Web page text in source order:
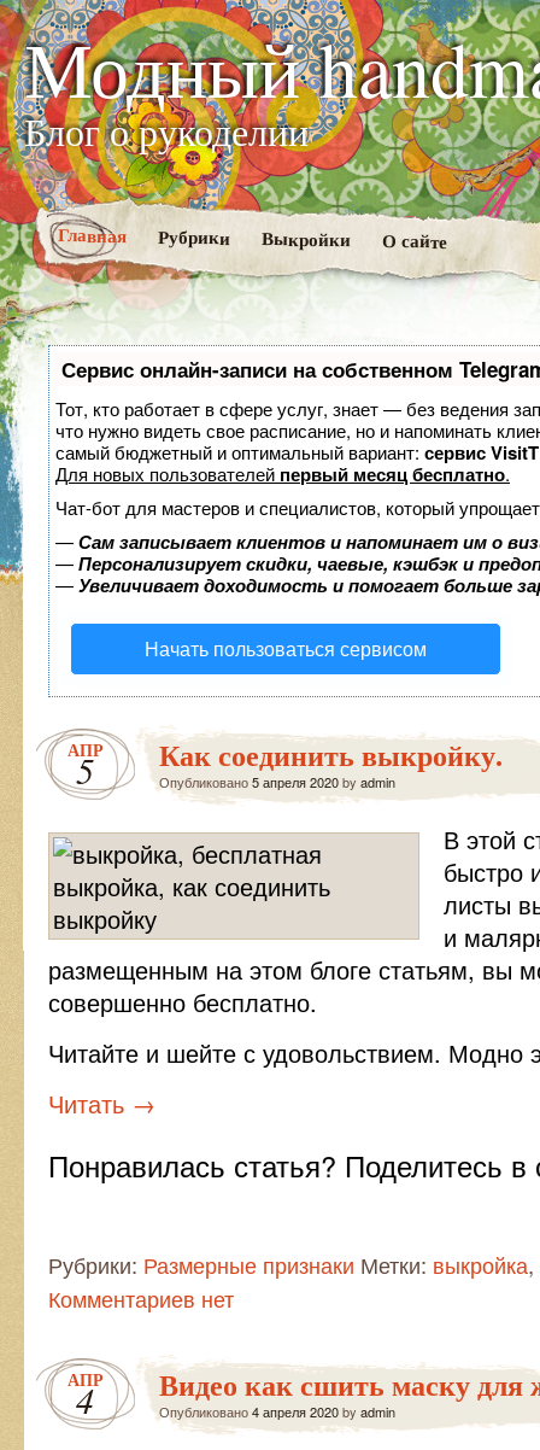
Модный
Блог о рукоделии
Главная Рубрики Выкройки О сайте
Сервис онлайн-записи на собственном
Тот, кто работает в сфере услуг, знает — без ведения
что нужно видеть свое расписание, но и напоминать
самый бюджетный и оптимальный вариант: сервис
Для новых пользователей первый месяц бесплатно.
Чат-бот для мастеров и специалистов, который
—Сам записывает клиентов и напоминает им о
—Персонализирует скидки, чаевые, кэшбэк и
—Увеличивает доходимость и помогает больше
Начать пользоваться сервисом
АПР
5 Как соединить выкройку.
Опубликовано5 апреля 2020by admin
В этой
быстро
листы
и
размещенным на этом блоге статьям, вы
совершенно бесплатно.
Читайте и шейте с удовольствием. Модно
Читать →
Понравилась статья? Поделитесь в
Рубрики: Размерные признаки Метки: выкройка,
Комментариев нет
АПР
4 Видео как сшить маску
Опубликовано4 апреля 2020by admin